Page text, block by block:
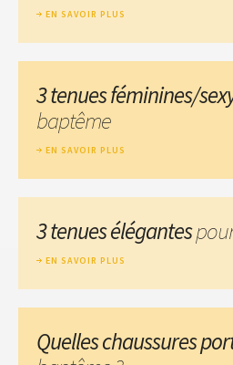
EN SAVOIR PLUS
3 tenues féminines/
baptême
EN SAVOIR PLUS
3 tenues élégantes
EN SAVOIR PLUS
Quelles chaussures